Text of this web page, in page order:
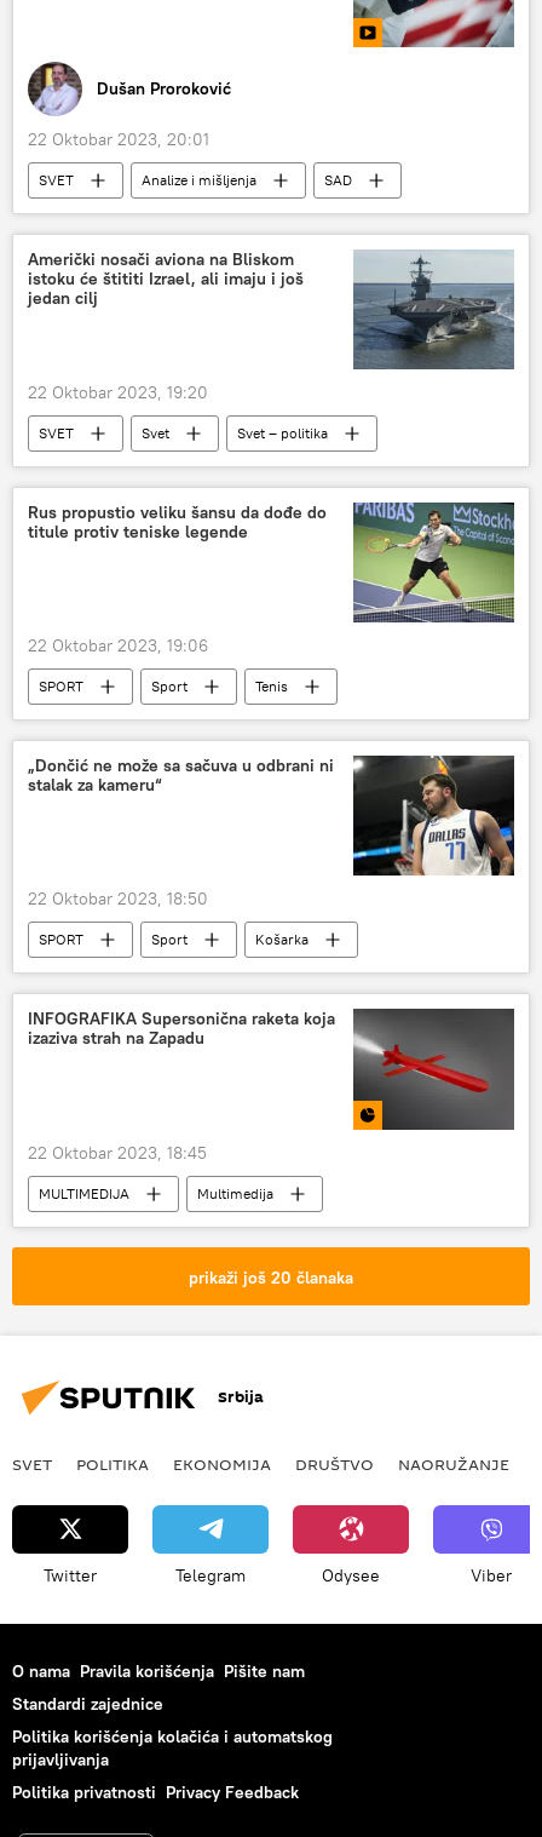
Dušan Proroković
22 Oktobar 2023, 20:01
SVET Analize i mišljenja
SAD
Svet
svetsko prvenstvo
Emisija „Prorok“
prvaci
Američki nosači aviona na Bliskom
istoku će štititi Izrael, ali imaju i još
jedan cilj
22 Oktobar 2023, 19:20
SVET Svet
Svet – politika
izraelsko-palestinski sukob
Rus propustio veliku šansu da dođe do
titule protiv teniske legende
22 Oktobar 2023, 19:06
SPORT Sport Tenis
„Dončić ne može sa sačuva u odbrani ni
stalak za kameru“
22 Oktobar 2023, 18:50
SPORT Sport
Košarka
Luka Dončić
INFOGRAFIKA Supersonična raketa koja
izaziva strah na Zapadu
22 Oktobar 2023, 18:45
MULTIMEDIJA
Multimedija
Infografika
raketa "Burevesnik"
prikaži još 20 članaka
Srbija
SVET POLITIKA EKONOMIJA DRUŠTVO NAORUŽANJE
Twitter Telegram Odysee Viber
O nama Pravila korišćenja Pišite nam
Standardi zajednice
Politika korišćenja kolačića i automatskog
prijavljivanja
Politika privatnosti Privacy Feedback